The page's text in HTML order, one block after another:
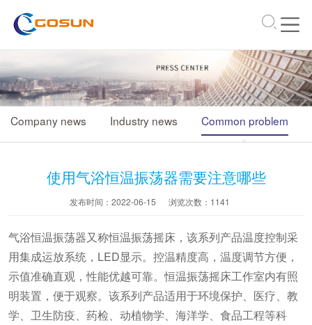
Company news Industry news Common problem
使用气浴恒温振荡器需要注意哪些
发布时间：2022-06-15 浏览次数： 1141
气浴恒温振荡器又称恒温振荡摇床，该系列产品温度控制采
用集成运放系统，LED显示。控温精度高，温度调节方便，
示值准确直观，性能优越可靠。恒温振荡摇床工作室内有照
明装置，便于观察。该系列产品适用于环境保护、医疗、教
学、卫生防疫、药检、动植物学、海洋学、食品工程等科